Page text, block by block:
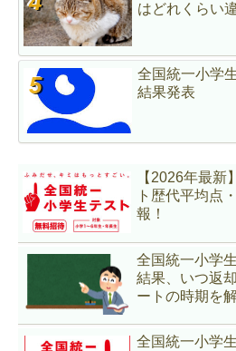
はどれくらい
全国統一小学
結果発表
【2026年最新
ト歴代平均点
報！
全国統一小学
結果、いつ返
ートの時期を
全国統一小学